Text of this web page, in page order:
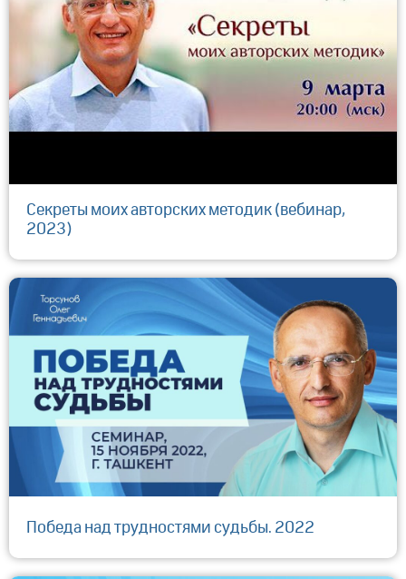
Секреты моих авторских методик (вебинар,
2023)
Победа над трудностями судьбы. 2022